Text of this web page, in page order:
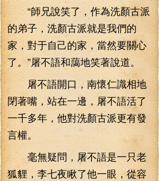
“師兄說笑了，作為洗顏古派
的弟子，洗顏古派就是我們的
家，對于自己的家，當然要關心
了。”屠不語和藹地笑著說道。
屠不語開口，南懷仁識相地
閉著嘴，站在一邊，屠不語活了
一千多年，他對洗顏古派更有發
言權。
毫無疑問，屠不語是一只老
狐貍，李七夜瞅了他一眼，從容